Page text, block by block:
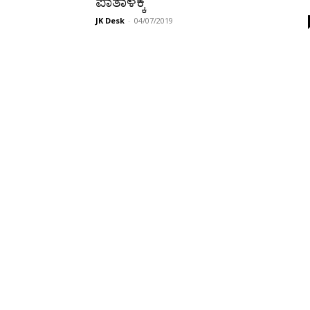
JK Desk - 04/07/2019